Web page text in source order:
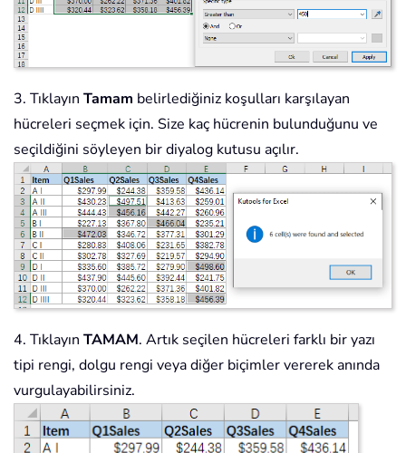
3. Tıklayın Tamam belirlediğiniz koşulları karşılayan
hücreleri seçmek için. Size kaç hücrenin bulunduğunu ve
seçildiğini söyleyen bir diyalog kutusu açılır.
4. Tıklayın TAMAM. Artık seçilen hücreleri farklı bir yazı
tipi rengi, dolgu rengi veya diğer biçimler vererek anında
vurgulayabilirsiniz.